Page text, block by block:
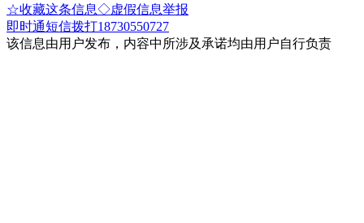
☆收藏这条信息◇虚假信息举报
即时通短信拨打18730550727
该信息由用户发布，内容中所涉及承诺均由用户自行负责